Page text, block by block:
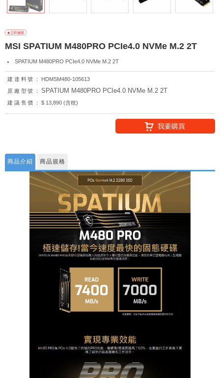
MSI SPATIUM M480PRO PCIe4.0 NVMe M.2 2T
SPATIUM M480PRO PCIe4.0 NVMe M.2 2T
建達料號：
HDMSM480-105613
原廠型號：
SPATIUM M480PRO PCIe4.0 NVMe M.2 2T
建議售價： $ 13,890 (含稅)
我要購買
商品介紹 商品規格